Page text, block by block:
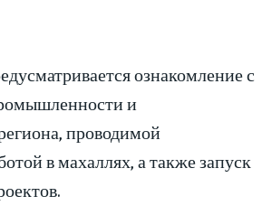
ознакомление с
и
проводимой
в махаллях, а также запуск